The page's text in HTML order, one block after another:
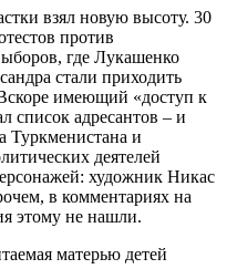
взял новую высоту. 30
против
где Лукашенко
стали приходить
имеющий «доступ к
список адресантов – и
Туркменистана и
деятелей
художник Никас
в комментариях на
этому не нашли.